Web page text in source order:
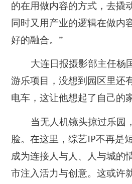
的在用做内容的方式，去撬
同时又用产业的逻辑在做内
好的融合。”
大连日报摄影部主任杨
游乐项目，没想到园区里还
电车，这让他想起了自己的
当无人机镜头掠过乐园
脸。在这里，综艺IP不再是
成为连接人与人、人与城的
市注入活力与创意。这或许